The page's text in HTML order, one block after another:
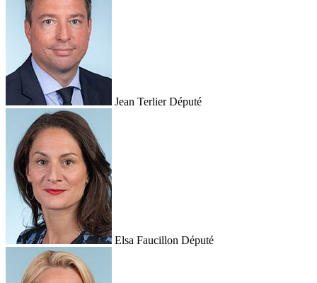
Jean Terlier Député
Elsa Faucillon Député